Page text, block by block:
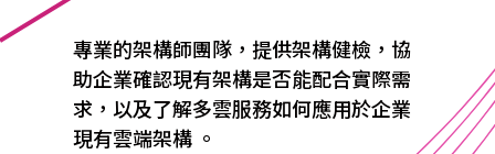
專業的架構師團隊，提供架構健檢，協
助企業確認現有架構是否能配合實際需
求，以及了解多雲服務如何應用於企業
現有雲端架構 。